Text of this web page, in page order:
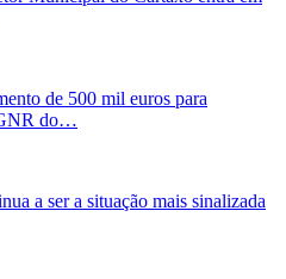
de 500 mil euros para
do…
a ser a situação mais sinalizada